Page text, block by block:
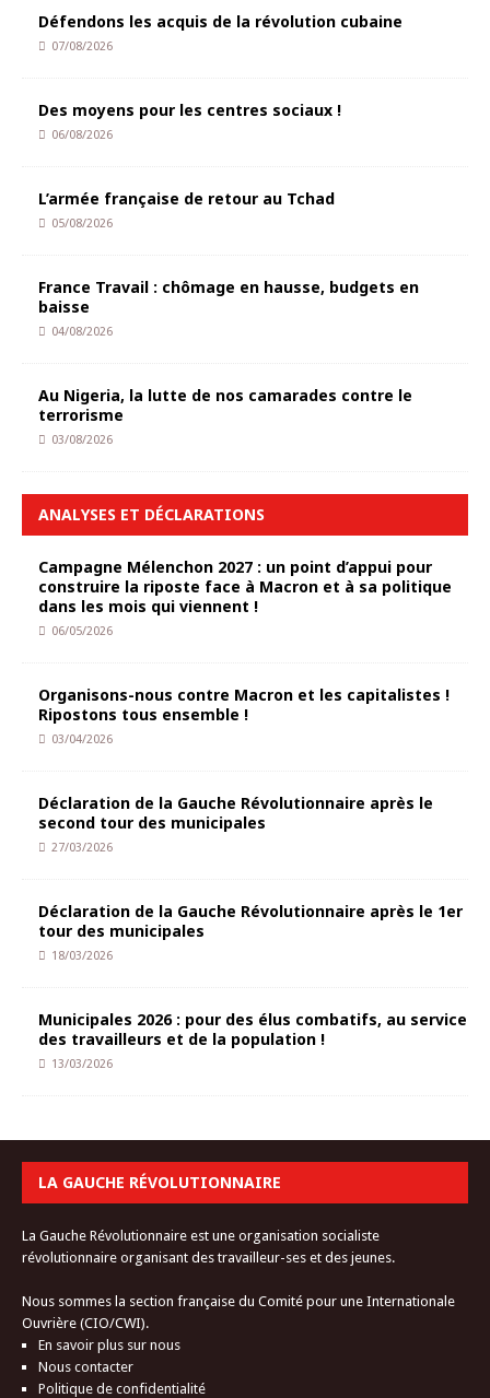
Défendons les acquis de la révolution cubaine
07/08/2026
Des moyens pour les centres sociaux !
06/08/2026
L’armée française de retour au Tchad
05/08/2026
France Travail : chômage en hausse, budgets en
baisse
04/08/2026
Au Nigeria, la lutte de nos camarades contre le
terrorisme
03/08/2026
ANALYSES ET DÉCLARATIONS
Campagne Mélenchon 2027 : un point d’appui pour
construire la riposte face à Macron et à sa politique
dans les mois qui viennent !
06/05/2026
Organisons-nous contre Macron et les capitalistes !
Ripostons tous ensemble !
03/04/2026
Déclaration de la Gauche Révolutionnaire après le
second tour des municipales
27/03/2026
Déclaration de la Gauche Révolutionnaire après le 1er
tour des municipales
18/03/2026
Municipales 2026 : pour des élus combatifs, au service
des travailleurs et de la population !
13/03/2026
LA GAUCHE RÉVOLUTIONNAIRE
La Gauche Révolutionnaire est une organisation socialiste
révolutionnaire organisant des travailleur-ses et des jeunes.
Nous sommes la section française du Comité pour une Internationale
Ouvrière (CIO/CWI).
En savoir plus sur nous
Nous contacter
Politique de confidentialité